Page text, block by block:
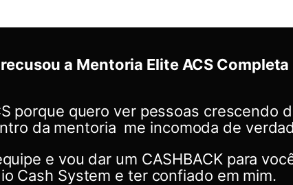
a Mentoria Elite ACS Completa
porque quero ver pessoas crescendo
da mentoria me incomoda de
e vou dar um CASHBACK para
Cash System e ter confiado em mim.